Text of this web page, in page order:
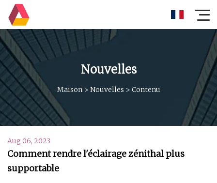
Nouvelles
Maison > Nouvelles > Contenu
Aug 06, 2023
Comment rendre l'éclairage zénithal plus
supportable